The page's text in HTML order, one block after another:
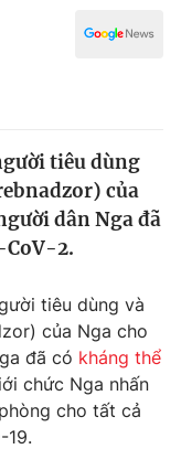
tiêu dùng
của
dân Nga đã
CoV-2.
tiêu dùng và
của Nga cho
đã có kháng thể
chức Nga nhấn
cho tất cả
19.